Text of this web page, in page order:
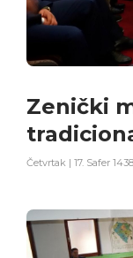
Zenički
Četvrtak | 17. Safer